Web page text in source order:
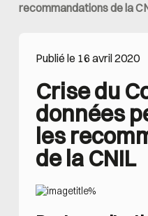
recommandations de la
Publié le 16 avril 2020
Crise du
données
les
de la CNIL